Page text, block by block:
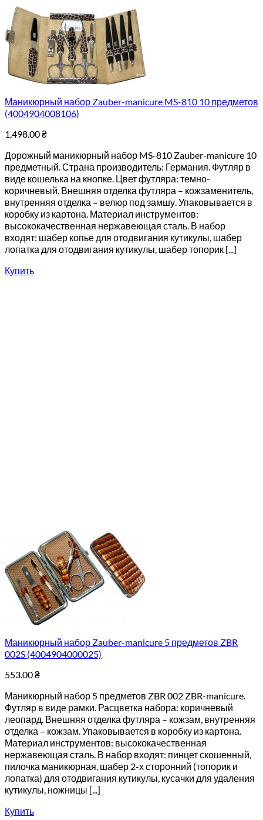
Маникюрный набор Zauber-manicure MS-810 10 предметов
(4004904008106)
1,498.00₴
Дорожный маникюрный набор MS-810 Zauber-manicure 10
предметный. Страна производитель: Германия. Футляр в
виде кошелька на кнопке. Цвет футляра: темно-
коричневый. Внешняя отделка футляра – кожзаменитель,
внутренняя отделка – велюр под замшу. Упаковывается в
коробку из картона. Материал инструментов:
высококачественная нержавеющая сталь. В набор
входят: шабер копье для отодвигания кутикулы, шабер
лопатка для отодвигания кутикулы, шабер топорик [...]
Купить
Маникюрный набор Zauber-manicure 5 предметов ZBR
002S (4004904000025)
553.00₴
Маникюрный набор 5 предметов ZBR 002 ZBR-manicure.
Футляр в виде рамки. Расцветка набора: коричневый
леопард. Внешняя отделка футляра – кожзам, внутренняя
отделка – кожзам. Упаковывается в коробку из картона.
Материал инструментов: высококачественная
нержавеющая сталь. В набор входят: пинцет скошенный,
пилочка маникюрная, шабер 2-х сторонний (топорик и
лопатка) для отодвигания кутикулы, кусачки для удаления
кутикулы, ножницы [...]
Купить